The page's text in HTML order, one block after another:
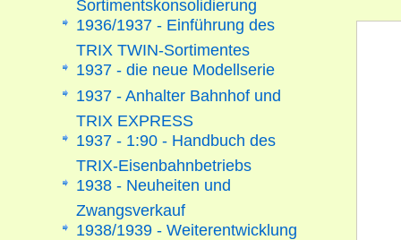
1936/1937 - Einführung des
TRIX TWIN-Sortimentes
1937 - die neue Modellserie
1937 - Anhalter Bahnhof und
TRIX EXPRESS
1937 - 1:90 - Handbuch des
TRIX-Eisenbahnbetriebs
1938 - Neuheiten und
Zwangsverkauf
1938/1939 - Weiterentwicklung